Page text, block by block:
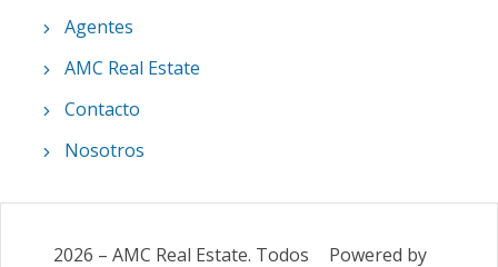
Agentes
AMC Real Estate
Contacto
Nosotros
2026 – AMC Real Estate. Todos Powered by